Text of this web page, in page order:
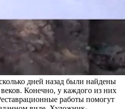
дней назад были найдены
Конечно, у каждого из них
работы помогут